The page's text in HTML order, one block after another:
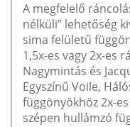
A megfelelő
nélküli” lehetőség
sima felületű
1,5x-es vagy 2x-es
Nagymintás és
Egyszínű Voile,
függönyökhöz 2x-
szépen hullámzó